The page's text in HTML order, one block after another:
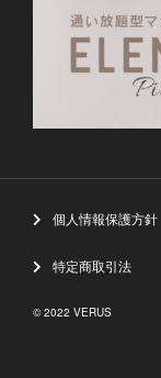
個人情報保護方針
特定商取引法
© 2022 VERUS